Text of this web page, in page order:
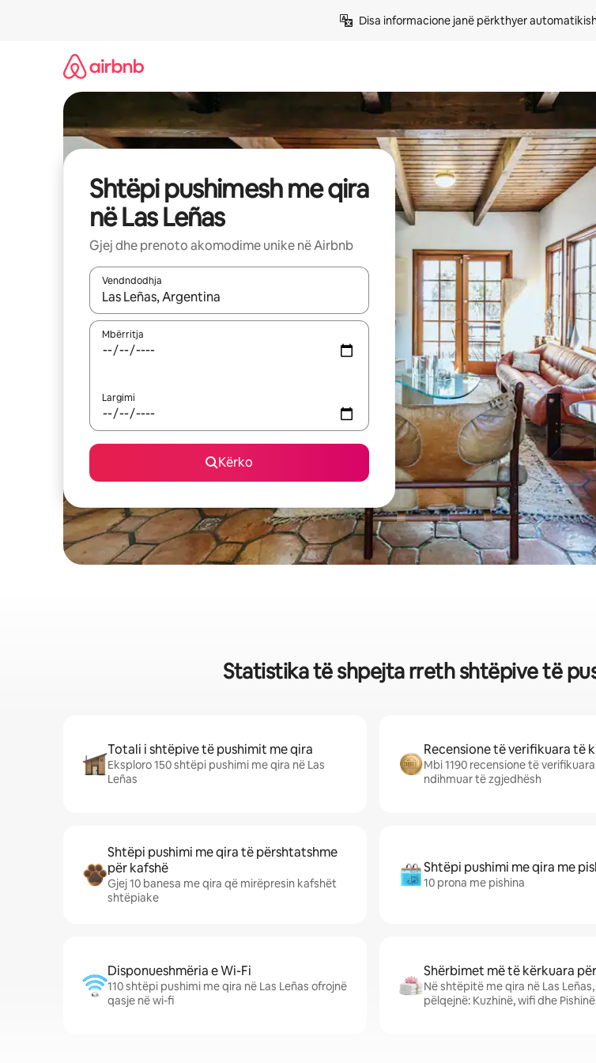
Disa informacione janë përkthyer
Shtëpi pushimesh me qira
në Las Leñas
Gjej dhe prenoto akomodime unike në Airbnb
Vendndodhja
Kur rezultatet të jenë të disponueshme, lëviz me butonat e shigjetave lart e poshtë ose eksploro
Mbërritja
Largimi
Kërko
Statistika të shpejta rreth shtëpive të
Totali i shtëpive të pushimit me qira
Eksploro 150 shtëpi pushimi me qira në Las
Leñas
Recensione të verifikuara të
Mbi 1190 recensione të
ndihmuar të zgjedhësh
Shtëpi pushimi me qira të përshtatshme
për kafshë
Gjej 10 banesa me qira që mirëpresin kafshët
shtëpiake
Shtëpi pushimi me qira me
10 prona me pishina
Disponueshmëria e Wi-Fi
110 shtëpi pushimi me qira në Las Leñas ofrojnë
qasje në wi-fi
Shërbimet më të kërkuara
Në shtëpitë me qira në Las
pëlqejnë: Kuzhinë, wifi dhe Pishinë